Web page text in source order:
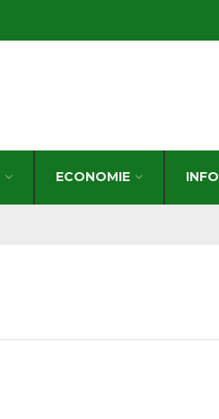
ECONOMIE INFO